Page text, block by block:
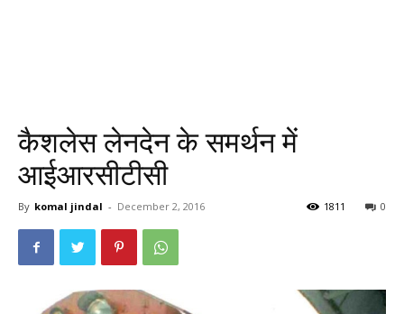
कैशलेस लेनदेन के समर्थन में
आईआरसीटीसी
By komal jindal - December 2, 2016 0
1811